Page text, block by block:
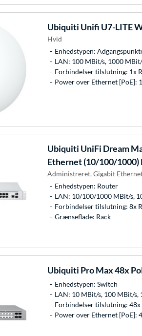
Ubiquiti Unifi U7-LITE
Hvid
Enhedstypen:
LAN: 100 MBit/s, 1000
Forbindelser tilslutning: 1x
Power over Ethernet [PoE]:
Ubiquiti UniFi Dream
Ethernet (10/100/1000)
Administreret, Gigabit
Enhedstypen: Router
LAN: 10/100/1000 MBit/s,
Forbindelser tilslutning: 8x
Grænseflade: Rack
Ubiquiti Pro Max 48x
Enhedstypen: Switch
LAN: 10 MBit/s, 100 MBit/s,
Forbindelser tilslutning: 48x
Power over Ethernet [PoE]: